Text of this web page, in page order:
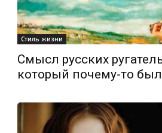
Стиль жизни
Смысл русских
который почему-то был